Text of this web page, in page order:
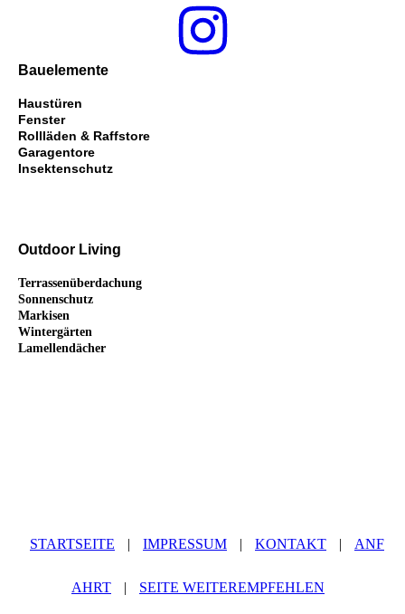
Bauelemente
Haustüren
Fenster
Rollläden & Raffstore
Garagentore
Insektenschutz
Outdoor Living
Terrassenüberdachung
Sonnenschutz
Markisen
Wintergärten
Lamellendächer
STARTSEITE | IMPRESSUM | KONTAKT | ANF
AHRT | SEITE WEITEREMPFEHLEN